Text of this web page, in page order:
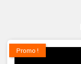
Promo !